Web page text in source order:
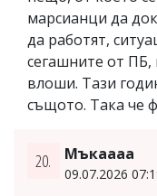
марсианци да
да работят,
сегашните от
влоши. Тази
същото. Така че
20. Мъкаааа
09.07.2026